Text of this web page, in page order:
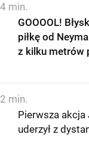
4 min.
GOOOOL!
piłkę od
z kilku metrów
2 min.
Pierwsza akcja
uderzył z